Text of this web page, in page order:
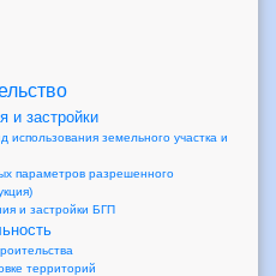
и застройки
использования земельного участка и
параметров разрешенного
и застройки БГП
территорий